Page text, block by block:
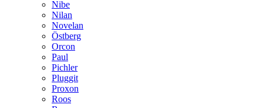
Nibe
Nilan
Novelan
Östberg
Orcon
Paul
Pichler
Pluggit
Proxon
Roos